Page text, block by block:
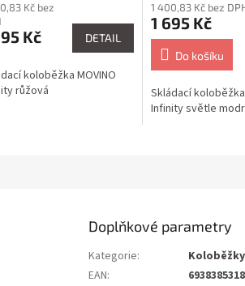
Kč bez
Kč DETAIL
koloběžka MOVINO
růžová
1 400,83 Kč bez
1 695 Kč
Do košíku
Skládací koloběžka
Infinity světle
Doplňkové parametry
Kategorie:
Koloběžky
EAN: